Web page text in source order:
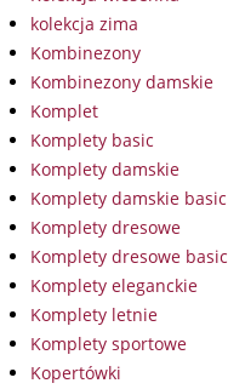
kolekcja zima
Kombinezony
Kombinezony damskie
Komplet
Komplety basic
Komplety damskie
Komplety damskie basic
Komplety dresowe
Komplety dresowe basic
Komplety eleganckie
Komplety letnie
Komplety sportowe
Kopertówki